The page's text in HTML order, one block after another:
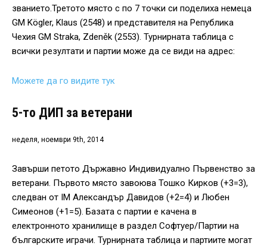
званието.Третото място с по 7 точки си поделиха немеца
GM Kögler, Klaus (2548) и представителя на Република
Чехия GM Straka, Zdeněk (2553). Турнирната таблица с
всички резултати и партии може да се види на адрес:
Можете да го видите тук
5-то ДИП за ветерани
неделя, ноември 9th, 2014
Завърши петото Държавно Индивидуално Първенство за
ветерани. Първото място завоюва Тошко Кирков (+3=3),
следван от IM Александър Давидов (+2=4) и Любен
Симеонов (+1=5). Базата с партии е качена в
електронното хранилище в раздел Софтуер/Партии на
българските играчи. Турнирната таблица и партиите могат